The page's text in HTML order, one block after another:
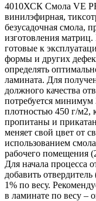
4010ХСК Смола VE
винилэфирная,
безусадочная смола,
изготовления матриц.
готовые к
формы и других
определять
ламината. Для
должного качества
потребуется минимум
плотностью 450 г/
пропитаны и
меняет свой цвет от
использованием
рабочего помещения
Для начала процесса
добавить
1% по весу.
в ламинате по весу –